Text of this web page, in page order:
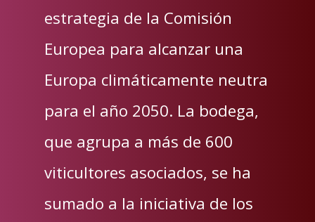
estrategia de la Comisión
Europea para alcanzar una
Europa climáticamente neutra
para el año 2050. La bodega,
que agrupa a más de 600
viticultores asociados, se ha
sumado a la iniciativa de los